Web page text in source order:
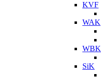
KVF
WAK
WBK
SiK